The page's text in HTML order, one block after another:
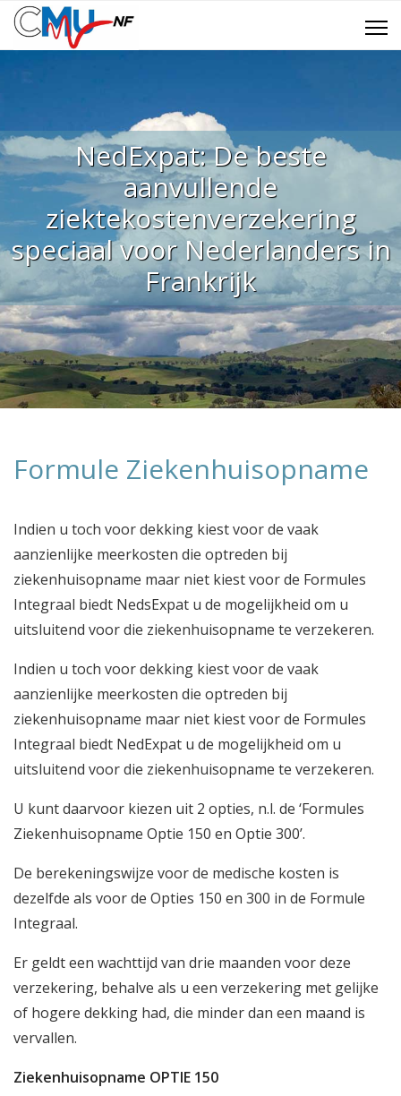
NedExpat: De beste
aanvullende
ziektekostenverzekering
speciaal voor Nederlanders in
Frankrijk
Formule Ziekenhuisopname
Indien u toch voor dekking kiest voor de vaak
aanzienlijke meerkosten die optreden bij
ziekenhuisopname maar niet kiest voor de Formules
Integraal biedt NedsExpat u de mogelijkheid om u
uitsluitend voor die ziekenhuisopname te verzekeren.
Indien u toch voor dekking kiest voor de vaak
aanzienlijke meerkosten die optreden bij
ziekenhuisopname maar niet kiest voor de Formules
Integraal biedt NedExpat u de mogelijkheid om u
uitsluitend voor die ziekenhuisopname te verzekeren.
U kunt daarvoor kiezen uit 2 opties, n.l. de ‘Formules
Ziekenhuisopname Optie 150 en Optie 300’.
De berekeningswijze voor de medische kosten is
dezelfde als voor de Opties 150 en 300 in de Formule
Integraal.
Er geldt een wachttijd van drie maanden voor deze
verzekering, behalve als u een verzekering met gelijke
of hogere dekking had, die minder dan een maand is
vervallen.
Ziekenhuisopname OPTIE 150